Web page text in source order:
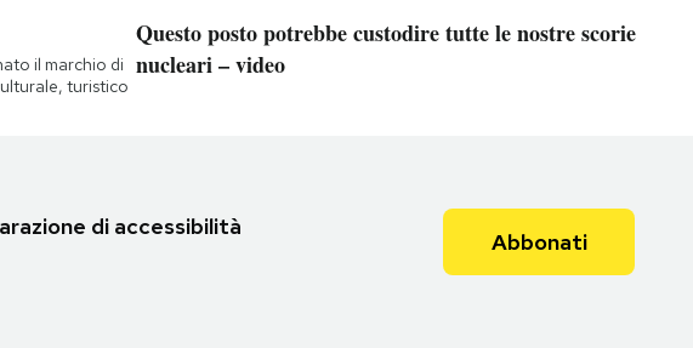
il marchio di
turistico
Questo posto potrebbe custodire tutte le nostre scorie
nucleari – video
di accessibilità
Abbonati